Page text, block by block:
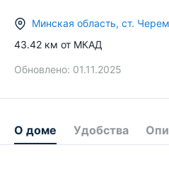
Минская область, ст.
43.42 км от МКАД
Обновлено: 01.11.2025
О доме Удобства